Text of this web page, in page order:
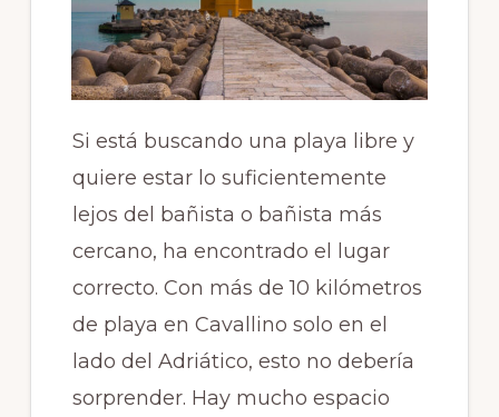
Si está buscando una playa libre y
quiere estar lo suficientemente
lejos del bañista o bañista más
cercano, ha encontrado el lugar
correcto. Con más de 10 kilómetros
de playa en Cavallino solo en el
lado del Adriático, esto no debería
sorprender. Hay mucho espacio